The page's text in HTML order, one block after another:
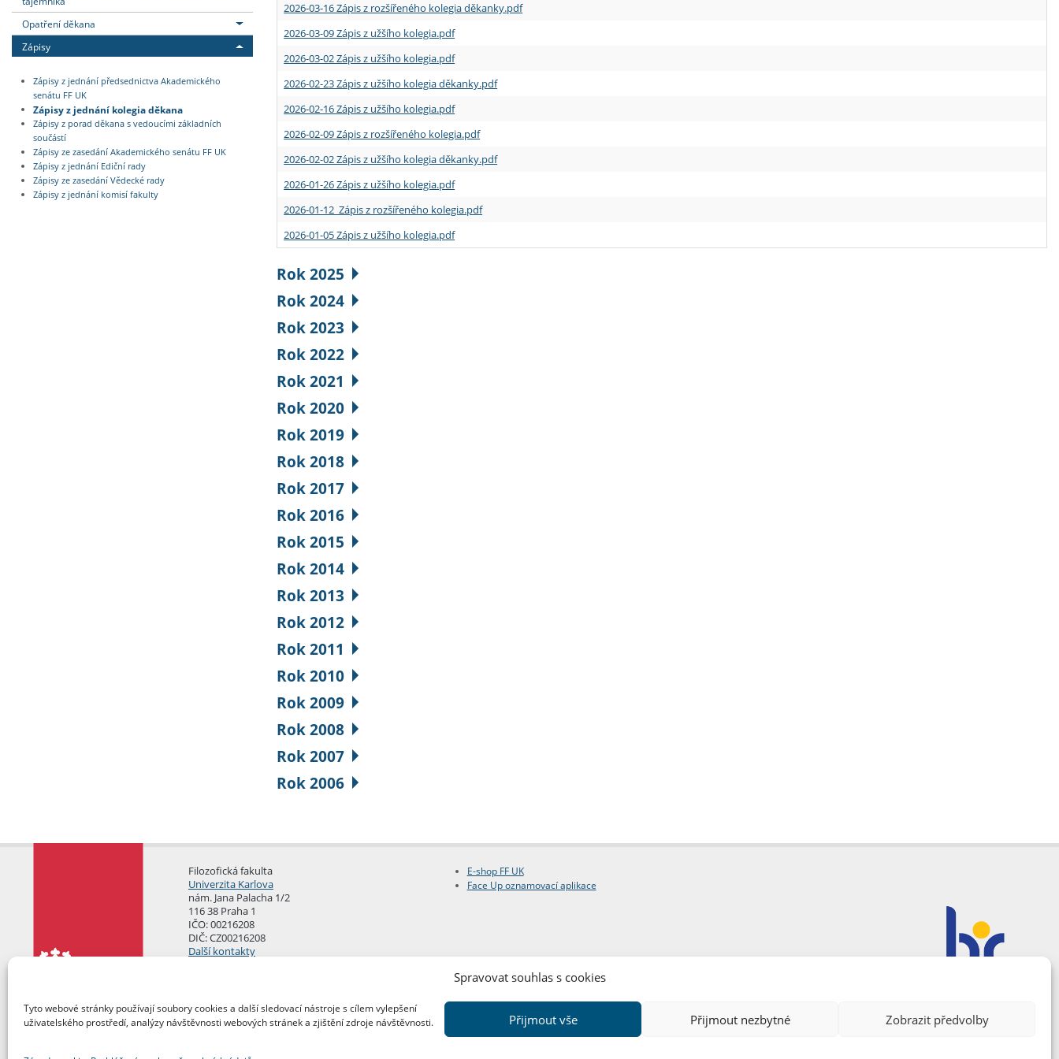
Spravovat souhlas s cookies
Tyto webové stránky používají soubory cookies a další sledovací nástroje s cílem vylepšení
uživatelského prostředí, analýzy návštěvnosti webových stránek a zjištění zdroje návštěvnosti.
Přijmout vše Přijmout nezbytné Zobrazit předvolby
Opatření děkana
Zápisy
Zápisy z jednání předsednictva Akademického
senátu FF UK
Zápisy z jednání kolegia děkana
Zápisy z porad děkana s vedoucími základních
součástí
Zápisy ze zasedání Akademického senátu FF UK
Zápisy z jednání Ediční rady
Zápisy ze zasedání Vědecké rady
Zápisy z jednání komisí fakulty
2026-03-16 Zápis z rozšířeného kolegia děkanky.pdf
2026-03-09 Zápis z užšího kolegia.pdf
2026-03-02 Zápis z užšího kolegia.pdf
2026-02-23 Zápis z užšího kolegia děkanky.pdf
2026-02-16 Zápis z užšího kolegia.pdf
2026-02-09 Zápis z rozšířeného kolegia.pdf
2026-02-02 Zápis z užšího kolegia děkanky.pdf
2026-01-26 Zápis z užšího kolegia.pdf
2026-01-12 Zápis z rozšířeného kolegia.pdf
2026-01-05 Zápis z užšího kolegia.pdf
Rok 2025
Rok 2024
Rok 2023
Rok 2022
Rok 2021
Rok 2020
Rok 2019
Rok 2018
Rok 2017
Rok 2016
Rok 2015
Rok 2014
Rok 2013
Rok 2012
Rok 2011
Rok 2010
Rok 2009
Rok 2008
Rok 2007
Rok 2006
Filozofická fakulta
Univerzita Karlova
nám. Jana Palacha 1/2
116 38 Praha 1
IČO: 00216208
DIČ: CZ00216208
Další kontakty
E-shop FF UK
Face Up oznamovací aplikace